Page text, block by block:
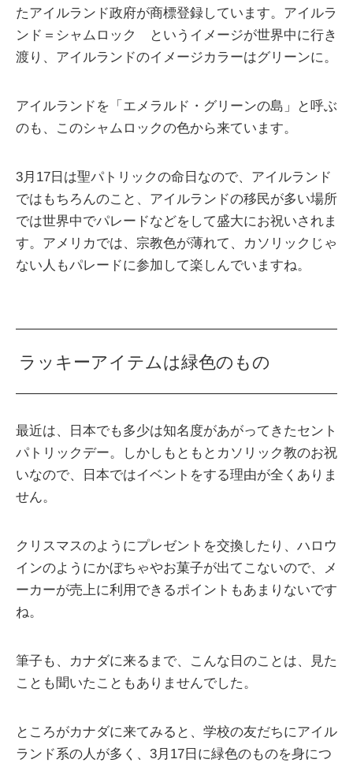
たアイルランド政府が商標登録しています。アイルラ
ンド＝シャムロック というイメージが世界中に行き
渡り、アイルランドのイメージカラーはグリーンに。
アイルランドを「エメラルド・グリーンの島」と呼ぶ
のも、このシャムロックの色から来ています。
3月17日は聖パトリックの命日なので、アイルランド
ではもちろんのこと、アイルランドの移民が多い場所
では世界中でパレードなどをして盛大にお祝いされま
す。アメリカでは、宗教色が薄れて、カソリックじゃ
ない人もパレードに参加して楽しんでいますね。
ラッキーアイテムは緑色のもの
最近は、日本でも多少は知名度があがってきたセント
パトリックデー。しかしもともとカソリック教のお祝
いなので、日本ではイベントをする理由が全くありま
せん。
クリスマスのようにプレゼントを交換したり、ハロウ
インのようにかぼちゃやお菓子が出てこないので、メ
ーカーが売上に利用できるポイントもあまりないです
ね。
筆子も、カナダに来るまで、こんな日のことは、見た
ことも聞いたこともありませんでした。
ところがカナダに来てみると、学校の友だちにアイル
ランド系の人が多く、3月17日に緑色のものを身につ